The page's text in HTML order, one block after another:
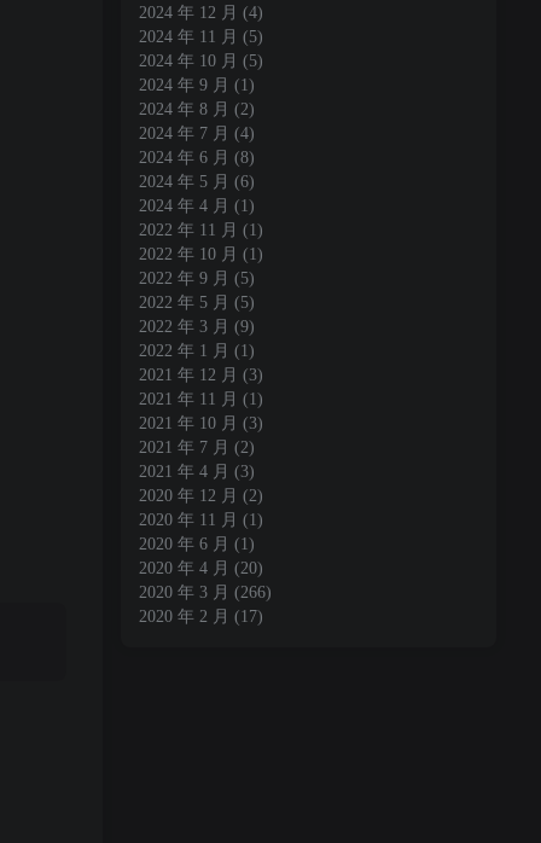
2024 年 12 月 (4)
2024 年 11 月 (5)
2024 年 10 月 (5)
2024 年 9 月 (1)
2024 年 8 月 (2)
2024 年 7 月 (4)
2024 年 6 月 (8)
2024 年 5 月 (6)
2024 年 4 月 (1)
2022 年 11 月 (1)
2022 年 10 月 (1)
2022 年 9 月 (5)
2022 年 5 月 (5)
2022 年 3 月 (9)
2022 年 1 月 (1)
2021 年 12 月 (3)
2021 年 11 月 (1)
2021 年 10 月 (3)
2021 年 7 月 (2)
2021 年 4 月 (3)
2020 年 12 月 (2)
2020 年 11 月 (1)
2020 年 6 月 (1)
2020 年 4 月 (20)
2020 年 3 月 (266)
2020 年 2 月 (17)